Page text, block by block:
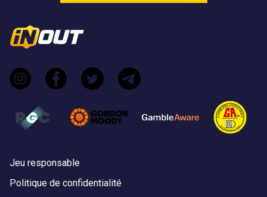
Jeu responsable
Politique de confidentialité